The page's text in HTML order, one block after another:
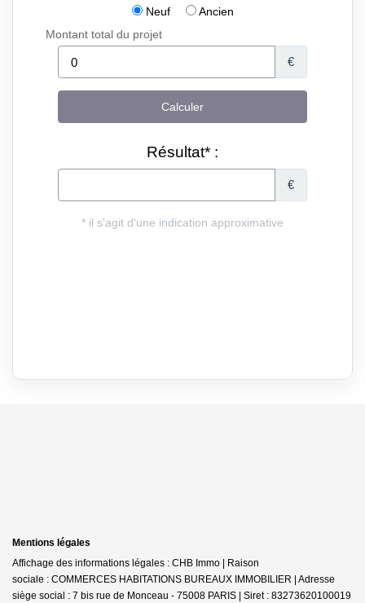
Mentions légales
Affichage des informations légales : CHB Immo | Raison
sociale : COMMERCES HABITATIONS BUREAUX IMMOBILIER | Adresse
siège social : 7 bis rue de Monceau - 75008 PARIS | Siret : 83273620100019